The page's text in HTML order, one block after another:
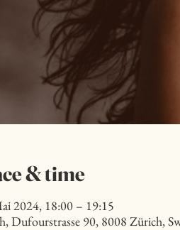
& time
2024, 18:00 – 19:15
Dufourstrasse 90, 8008 Zürich,